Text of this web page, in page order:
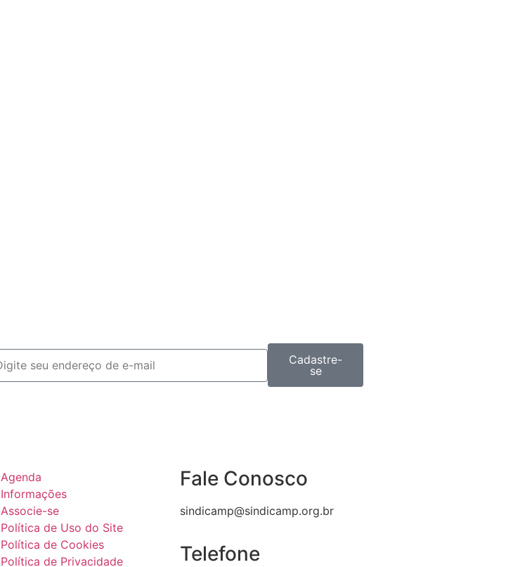
Cadastre-
se
Agenda
Informações
Associe-se
Política de Uso do Site
Política de Cookies
Política de Privacidade
Fale Conosco
sindicamp@sindicamp.org.br
Telefone